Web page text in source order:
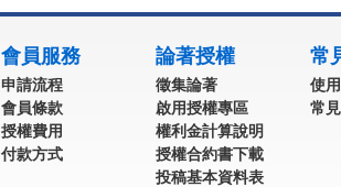
會員服務
申請流程
會員條款
授權費用
付款方式
論著授權
徵集論著
啟用授權專區
權利金計算說明
授權合約書下載
投稿基本資料表
常
使
常